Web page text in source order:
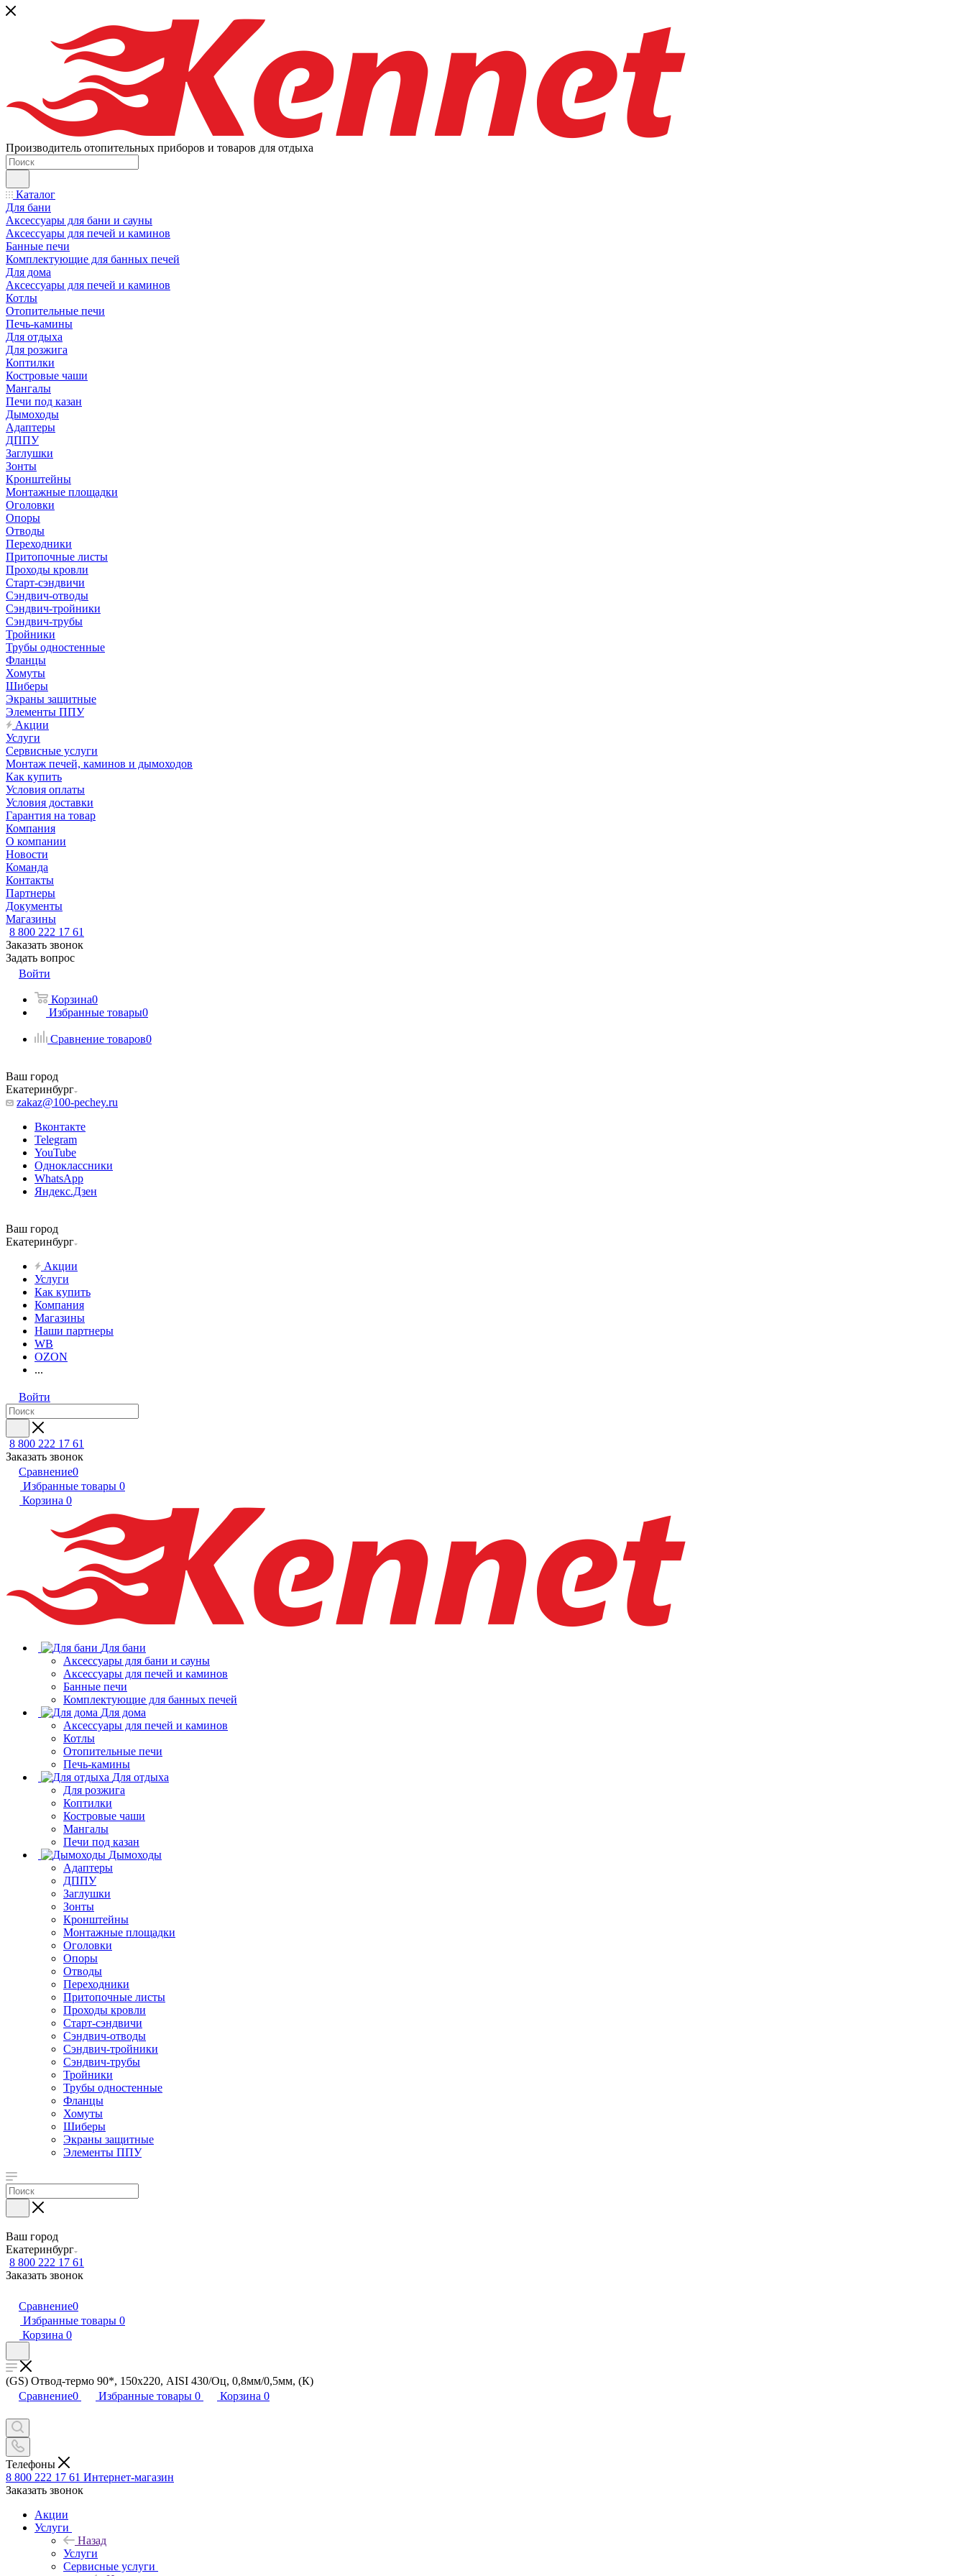
Производитель отопительных приборов и товаров для отдыха
Каталог
Для бани
Аксессуары для бани и сауны
Аксессуары для печей и каминов
Банные печи
Комплектующие для банных печей
Для дома
Аксессуары для печей и каминов
Котлы
Отопительные печи
Печь-камины
Для отдыха
Для розжига
Коптилки
Костровые чаши
Мангалы
Печи под казан
Дымоходы
Адаптеры
ДППУ
Заглушки
Зонты
Кронштейны
Монтажные площадки
Оголовки
Опоры
Отводы
Переходники
Притопочные листы
Проходы кровли
Старт-сэндвичи
Сэндвич-отводы
Сэндвич-тройники
Сэндвич-трубы
Тройники
Трубы одностенные
Фланцы
Хомуты
Шиберы
Экраны защитные
Элементы ППУ
Акции
Услуги
Сервисные услуги
Монтаж печей, каминов и дымоходов
Как купить
Условия оплаты
Условия доставки
Гарантия на товар
Компания
О компании
Новости
Команда
Контакты
Партнеры
Документы
Магазины
8 800 222 17 61
Заказать звонок
Задать вопрос
Войти
Корзина0
Избранные товары0
Сравнение товаров0
Ваш город
Екатеринбург
zakaz@100-pechey.ru
Вконтакте
Telegram
YouTube
Одноклассники
WhatsApp
Яндекс.Дзен
Ваш город
Екатеринбург
Акции
Услуги
Как купить
Компания
Магазины
Наши партнеры
WB
OZON
...
Войти
8 800 222 17 61
Заказать звонок
Сравнение0
Избранные товары 0
Корзина 0
Для бани
Аксессуары для бани и сауны
Аксессуары для печей и каминов
Банные печи
Комплектующие для банных печей
Для дома
Аксессуары для печей и каминов
Котлы
Отопительные печи
Печь-камины
Для отдыха
Для розжига
Коптилки
Костровые чаши
Мангалы
Печи под казан
Дымоходы
Адаптеры
ДППУ
Заглушки
Зонты
Кронштейны
Монтажные площадки
Оголовки
Опоры
Отводы
Переходники
Притопочные листы
Проходы кровли
Старт-сэндвичи
Сэндвич-отводы
Сэндвич-тройники
Сэндвич-трубы
Тройники
Трубы одностенные
Фланцы
Хомуты
Шиберы
Экраны защитные
Элементы ППУ
Ваш город
Екатеринбург
8 800 222 17 61
Заказать звонок
Сравнение0
Избранные товары 0
Корзина 0
(GS) Отвод-термо 90*, 150х220, AISI 430/Оц, 0,8мм/0,5мм, (К)
Сравнение0 Избранные товары 0 Корзина 0
Телефоны
8 800 222 17 61 Интернет-магазин
Заказать звонок
Акции
Услуги
Назад
Услуги
Сервисные услуги